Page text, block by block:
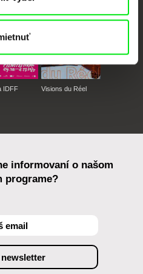
IDFF Visions du Réel
informovaní o našom
programe?